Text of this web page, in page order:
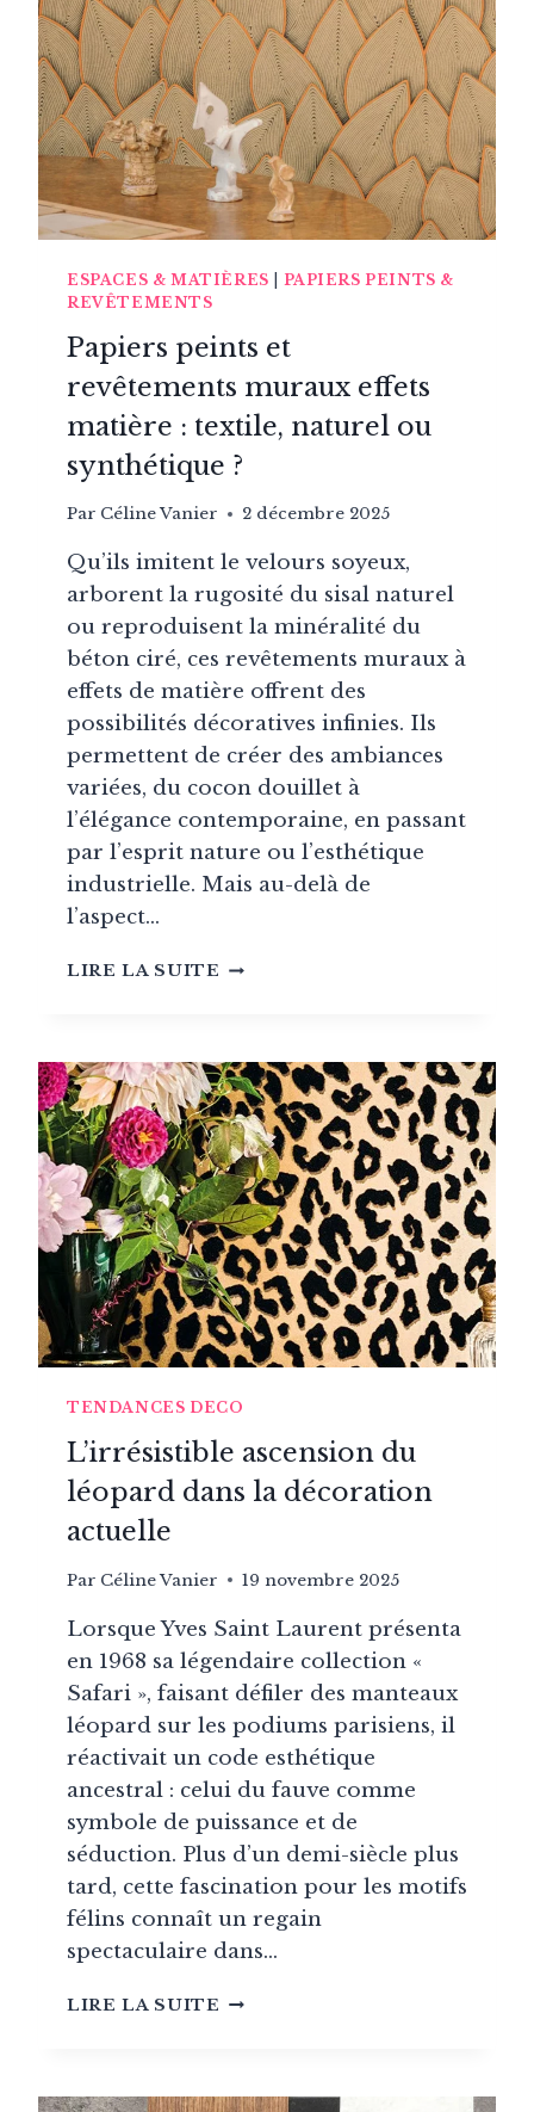
ESPACES & MATIÈRES
PAPIERS PEINTS &
REVÊTEMENTS
Papiers peints et
revêtements muraux effets
matière : textile, naturel ou
synthétique ?
Par Céline Vanier 2 décembre 2025
Qu’ils imitent le velours soyeux,
arborent la rugosité du sisal naturel
ou reproduisent la minéralité du
béton ciré, ces revêtements muraux à
effets de matière offrent des
possibilités décoratives infinies. Ils
permettent de créer des ambiances
variées, du cocon douillet à
l’élégance contemporaine, en passant
par l’esprit nature ou l’esthétique
industrielle. Mais au-delà de
l’aspect…
LIRE LA SUITE PAPIERS
MURAUX
EFFETS
MATIÈRE
:
TEXTILE,
NATUREL
OU
SYNTHÉTIQUE
?
TENDANCES DECO
L’irrésistible ascension du
léopard dans la décoration
actuelle
Par Céline Vanier 19 novembre 2025
Lorsque Yves Saint Laurent présenta
en 1968 sa légendaire collection «
Safari », faisant défiler des manteaux
léopard sur les podiums parisiens, il
réactivait un code esthétique
ancestral : celui du fauve comme
symbole de puissance et de
séduction. Plus d’un demi-siècle plus
tard, cette fascination pour les motifs
félins connaît un regain
spectaculaire dans…
LIRE LA SUITE L’IRRÉSISTIBLE
DANS